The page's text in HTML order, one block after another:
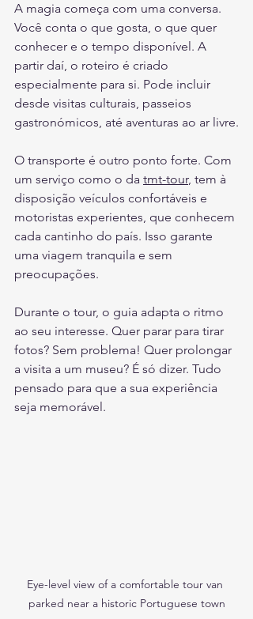
A magia começa com uma conversa.
Você conta o que gosta, o que quer
conhecer e o tempo disponível. A
partir daí, o roteiro é criado
especialmente para si. Pode incluir
desde visitas culturais, passeios
gastronómicos, até aventuras ao ar livre.
O transporte é outro ponto forte. Com
um serviço como o da tmt-tour, tem à
disposição veículos confortáveis e
motoristas experientes, que conhecem
cada cantinho do país. Isso garante
uma viagem tranquila e sem
preocupações.
Durante o tour, o guia adapta o ritmo
ao seu interesse. Quer parar para tirar
fotos? Sem problema! Quer prolongar
a visita a um museu? É só dizer. Tudo
pensado para que a sua experiência
seja memorável.
Eye-level view of a comfortable tour van
parked near a historic Portuguese town